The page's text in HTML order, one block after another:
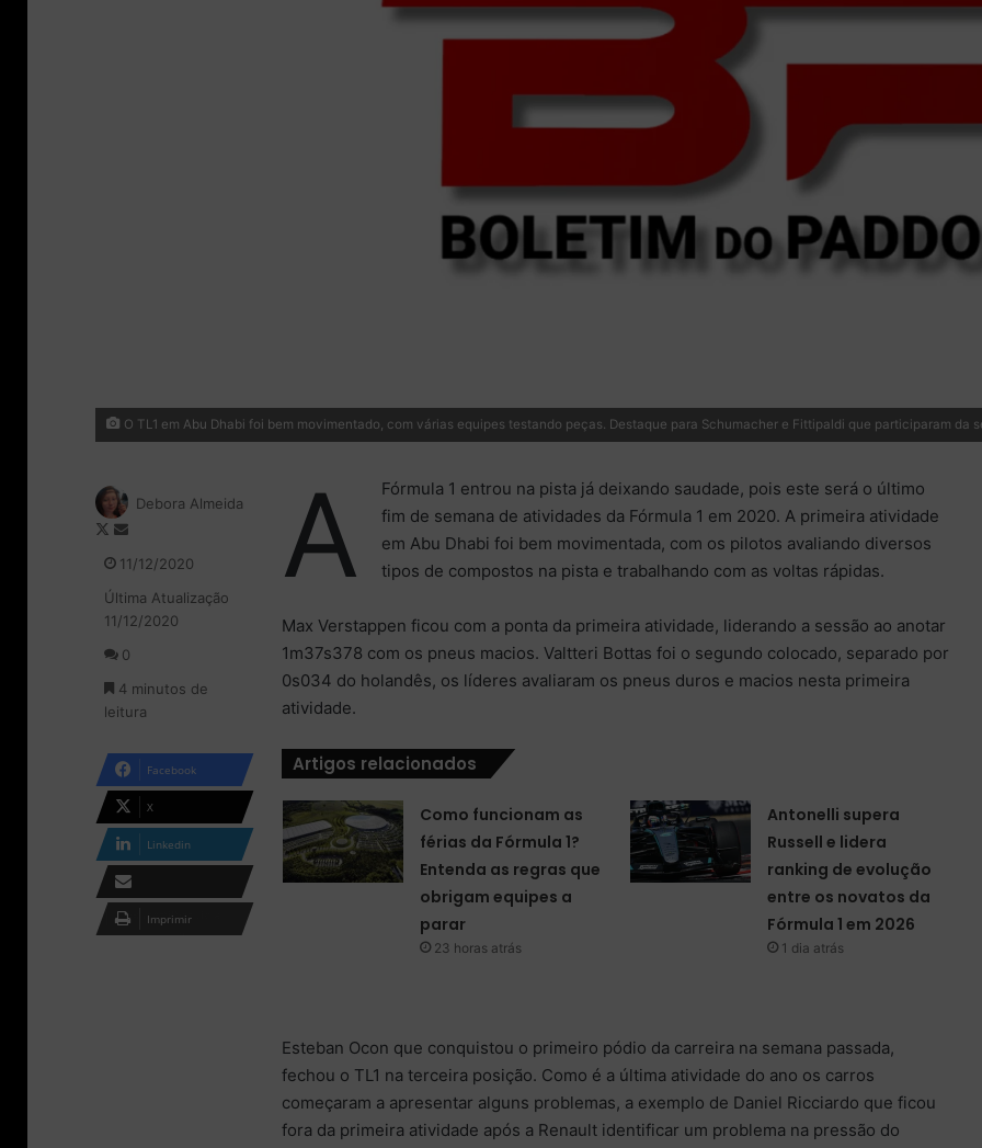
O TL1 em Abu Dhabi foi bem movimentado, com várias equipes testando peças. Destaque para Schumacher e Fittipaldi que participaram da
A
Fórmula 1 entrou na pista já deixando saudade, pois este será o último
fim de semana de atividades da Fórmula 1 em 2020. A primeira atividade
em Abu Dhabi foi bem movimentada, com os pilotos avaliando diversos
tipos de compostos na pista e trabalhando com as voltas rápidas.
Max Verstappen ficou com a ponta da primeira atividade, liderando a sessão ao anotar
1m37s378 com os pneus macios. Valtteri Bottas foi o segundo colocado, separado por
0s034 do holandês, os líderes avaliaram os pneus duros e macios nesta primeira
atividade.
Artigos relacionados
Como funcionam as
férias da Fórmula 1?
Entenda as regras que
obrigam equipes a
parar
23 horas atrás
Antonelli supera
Russell e lidera
ranking de evolução
entre os novatos da
Fórmula 1 em 2026
1 dia atrás
Esteban Ocon que conquistou o primeiro pódio da carreira na semana passada,
fechou o TL1 na terceira posição. Como é a última atividade do ano os carros
começaram a apresentar alguns problemas, a exemplo de Daniel Ricciardo que ficou
fora da primeira atividade após a Renault identificar um problema na pressão do
Debora Almeida
F
l
o
n
X
n
d
e
e
-
i
l
11/12/2020
Última Atualização
11/12/2020
0
4 minutos de
leitura
Facebook
X
Linkedin
Compartilhar via e-
mail
Imprimir